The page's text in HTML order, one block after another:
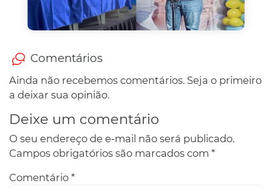
Comentários
Ainda não recebemos comentários. Seja o primeiro
a deixar sua opinião.
Deixe um comentário
O seu endereço de e-mail não será publicado.
Campos obrigatórios são marcados com *
Comentário *